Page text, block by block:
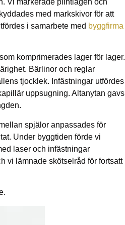
Vi markerade plintlägen och
med markskivor för att
i samarbete med byggfirma
komprimerades lager för lager.
Bärlinor och reglar
tjocklek. Infästningar utfördes
uppsugning. Altanytan gavs
spjälor anpassades för
Under byggtiden förde vi
laser och infästningar
vi lämnade skötselråd för fortsatt